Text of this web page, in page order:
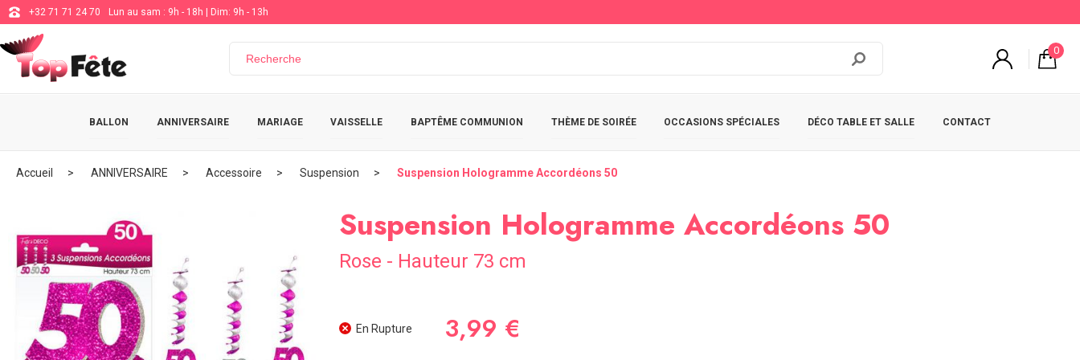
+32 71 71 24 70 Lun au sam : 9h - 18h | Dim: 9h - 13h
0
BALLON ANNIVERSAIRE MARIAGE VAISSELLE BAPTÊME COMMUNION THÈME DE SOIRÉE OCCASIONS SPÉCIALES DÉCO TABLE ET SALLE CONTACT
Accueil ANNIVERSAIRE Accessoire Suspension Suspension Hologramme Accordéons 50
Suspension Hologramme Accordéons 50
Rose - Hauteur 73 cm
En Rupture 3,99 €